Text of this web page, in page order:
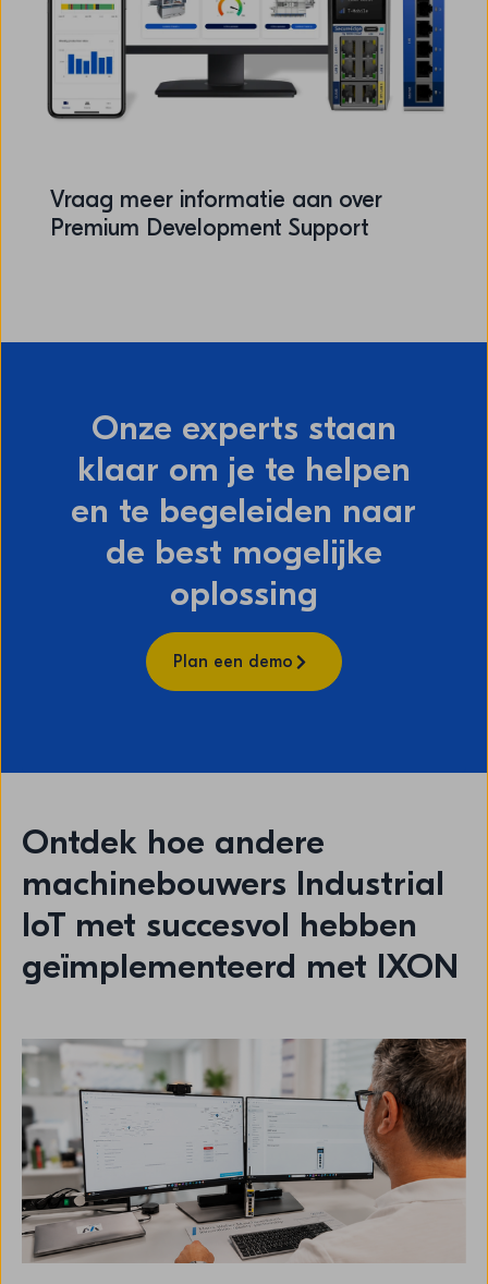
Vraag meer informatie aan over
Premium Development Support
Onze experts staan
klaar om je te helpen
en te begeleiden naar
de best mogelijke
oplossing
Plan een demo
Ontdek hoe andere
machinebouwers Industrial
IoT met succesvol hebben
geïmplementeerd met IXON